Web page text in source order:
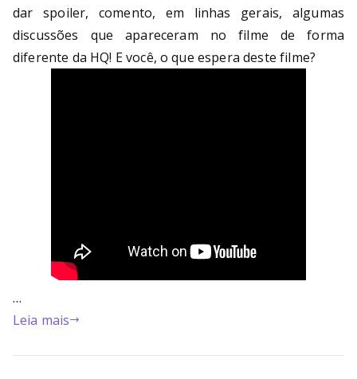
dar spoiler, comento, em linhas gerais, algumas
discussões que apareceram no filme de forma
diferente da HQ! E você, o que espera deste filme?
…
Leia mais